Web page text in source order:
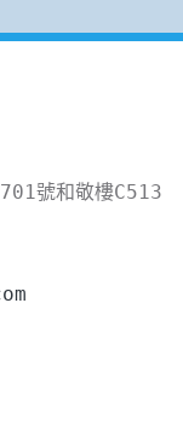
號和敬樓C513